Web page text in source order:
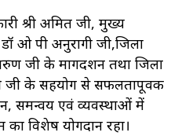
श्री अमित जी, मुख्य
डॉ ओ पी अनुरागी जी,जिला
जी के मार्गदर्शन तथा जिला
जी के सहयोग से सफलतापूर्वक
समन्वय एवं व्यवस्थाओं में
का विशेष योगदान रहा।